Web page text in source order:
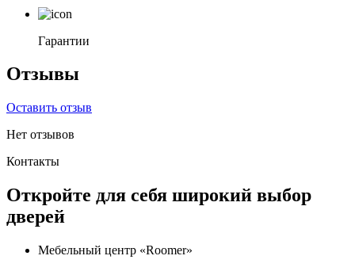
Гарантии
Отзывы
Оставить отзыв
Нет отзывов
Контакты
Откройте для себя широкий выбор
дверей
Мебельный центр «Roomer»